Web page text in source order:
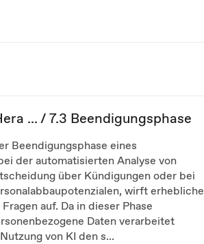
... / 7.3 Beendigungsphase
Beendigungsphase eines
der automatisierten Analyse von
über Kündigungen oder bei
wirft erhebliche
auf. Da in dieser Phase
Daten verarbeitet
von KI den s...